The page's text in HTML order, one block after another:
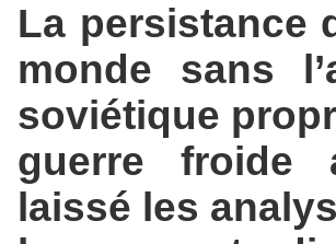
La persistance
monde sans
soviétique
guerre froide
laissé les